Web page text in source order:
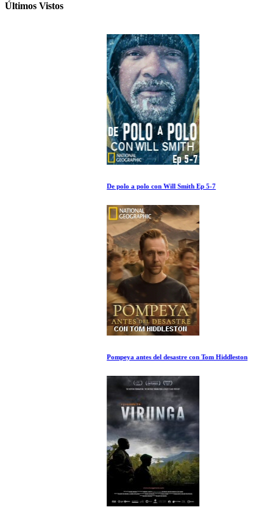
Últimos Vistos
De polo a polo con Will Smith Ep 5-7
Pompeya antes del desastre con Tom Hiddleston